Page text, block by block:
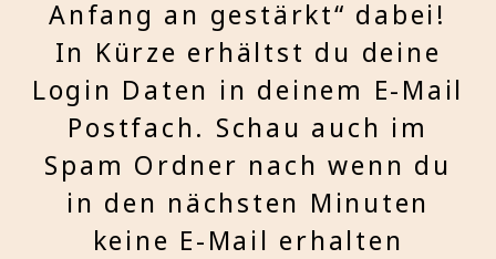
Anfang an gestärkt“ dabei!
In Kürze erhältst du deine
Login Daten in deinem E-Mail
Postfach. Schau auch im
Spam Ordner nach wenn du
in den nächsten Minuten
keine E-Mail erhalten